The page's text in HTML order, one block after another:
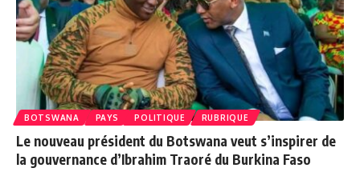
BOTSWANA PAYS POLITIQUE RUBRIQUE
Le nouveau président du Botswana veut s’inspirer de
la gouvernance d’Ibrahim Traoré du Burkina Faso